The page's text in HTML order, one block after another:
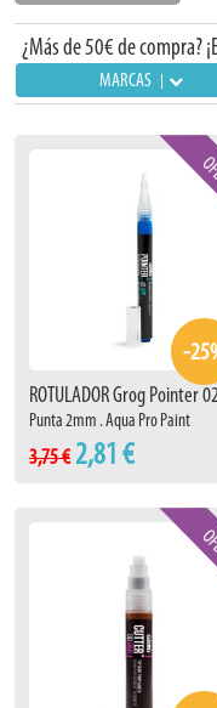
¿Más de 50€ de compra?
MARCAS
-
ROTULADOR Grog Pointer
Punta 2mm . Aqua Pro Paint
3,75 € 2,81 €